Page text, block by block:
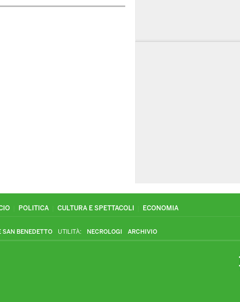
POLITICA CULTURA E SPETTACOLI ECONOMIA
SAN BENEDETTO UTILITÀ: NECROLOGI ARCHIVIO